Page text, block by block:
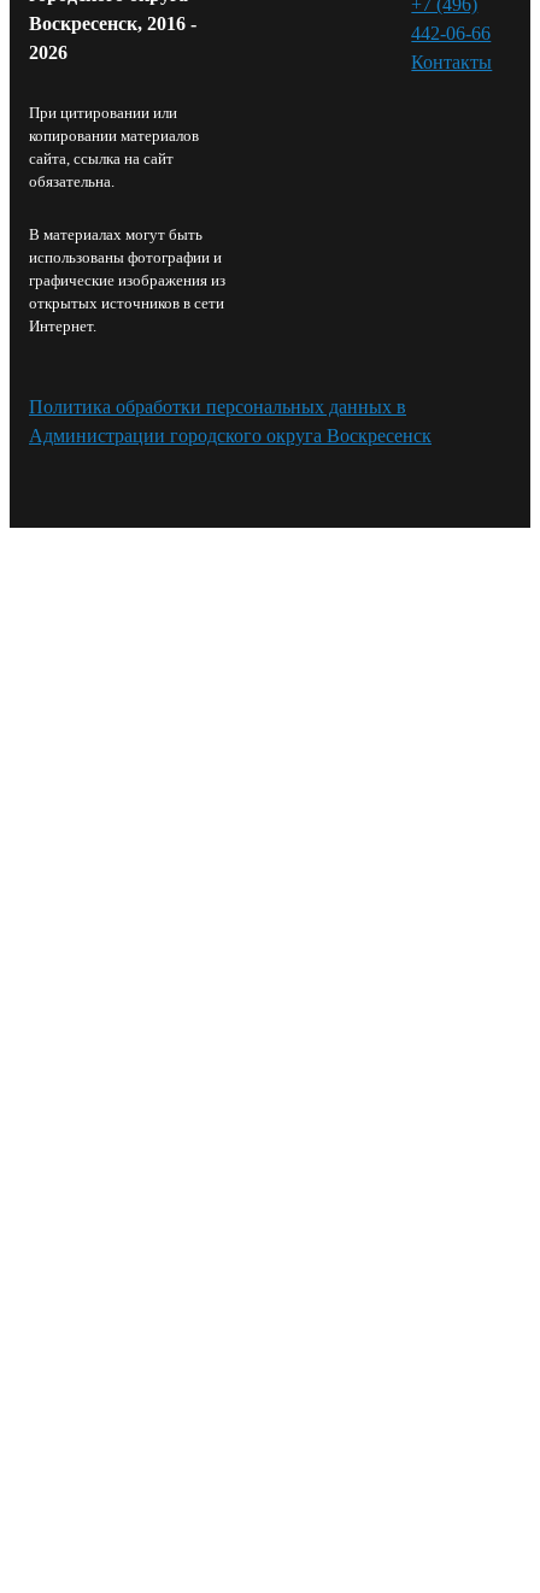
Воскресенск, 2016 -
2026
При цитировании или
копировании материалов
сайта, ссылка на сайт
обязательна.
В материалах могут быть
использованы фотографии и
графические изображения из
открытых источников в сети
Интернет.
442-06-66
Контакты⁠
Политика обработки персональных данных в
Администрации городского округа Воскресенск